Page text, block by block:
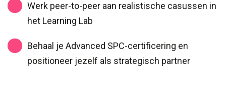
Werk peer-to-peer aan realistische casussen in
het Learning Lab
Behaal je Advanced SPC-certificering en
positioneer jezelf als strategisch partner